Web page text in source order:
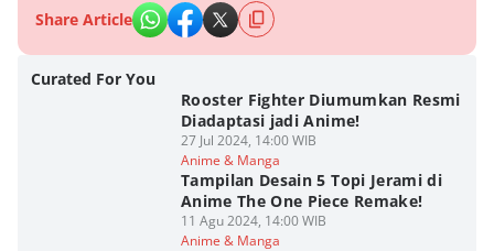
Share Article
Curated For You
Rooster Fighter Diumumkan Resmi
Diadaptasi jadi Anime!
27 Jul 2024, 14:00 WIB
Anime & Manga
Tampilan Desain 5 Topi Jerami di
Anime The One Piece Remake!
11 Agu 2024, 14:00 WIB
Anime & Manga